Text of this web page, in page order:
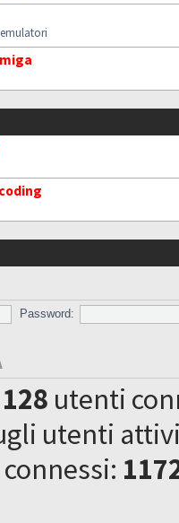
Password:
128 utenti
utenti